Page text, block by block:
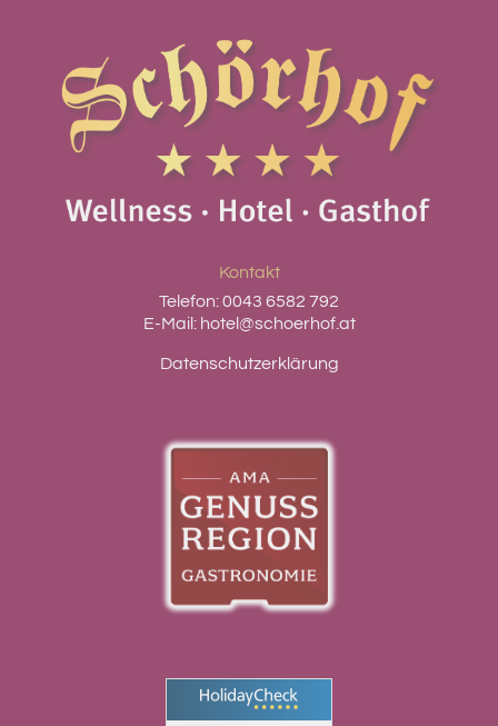
Kontakt
Telefon:0043 6582 792
E-Mail: hotel@schoerhof.at
Datenschutzerklärung